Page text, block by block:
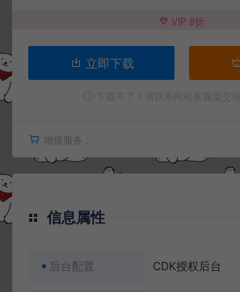
VIP 8折
立即下载
增值服务：
信息属性
后台配置 CDK授权后台